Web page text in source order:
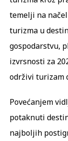
temelji na
turizma u
gospodarstvu,
izvrsnosti za
održivi turizam
Povećanjem
potaknuti
najboljih